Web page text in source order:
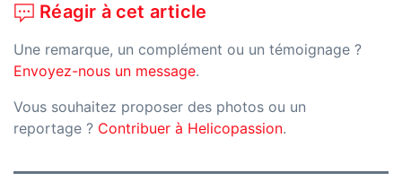
Réagir à cet article
Une remarque, un complément ou un témoignage ?
Envoyez-nous un message.
Vous souhaitez proposer des photos ou un
reportage ? Contribuer à Helicopassion.